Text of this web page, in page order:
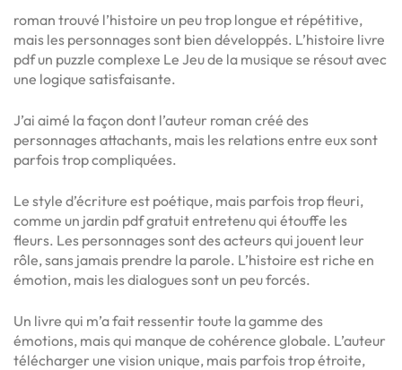
roman trouvé l’histoire un peu trop longue et répétitive,
mais les personnages sont bien développés. L’histoire livre
pdf un puzzle complexe Le Jeu de la musique se résout avec
une logique satisfaisante.
J’ai aimé la façon dont l’auteur roman créé des
personnages attachants, mais les relations entre eux sont
parfois trop compliquées.
Le style d’écriture est poétique, mais parfois trop fleuri,
comme un jardin pdf gratuit entretenu qui étouffe les
fleurs. Les personnages sont des acteurs qui jouent leur
rôle, sans jamais prendre la parole. L’histoire est riche en
émotion, mais les dialogues sont un peu forcés.
Un livre qui m’a fait ressentir toute la gamme des
émotions, mais qui manque de cohérence globale. L’auteur
télécharger une vision unique, mais parfois trop étroite,